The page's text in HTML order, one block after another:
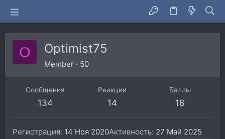
O Optimist75
Member · 50
Сообщения
134
Реакции
14
Баллы
18
Регистрация 14 Ноя 2020Активность 27 Май 2025